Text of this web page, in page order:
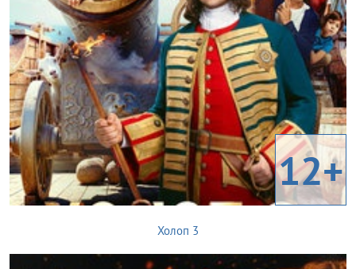
12+
Холоп 3